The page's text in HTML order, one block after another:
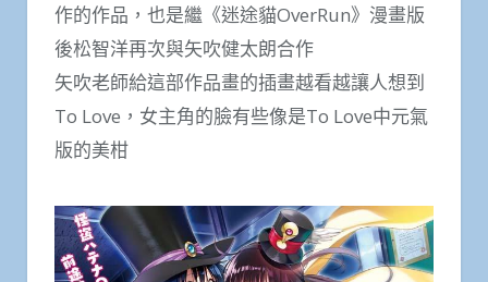
作的作品，也是繼《迷途貓OverRun》漫畫版
後松智洋再次與矢吹健太朗合作
矢吹老師給這部作品畫的插畫越看越讓人想到
To Love，女主角的臉有些像是To Love中元氣
版的美柑